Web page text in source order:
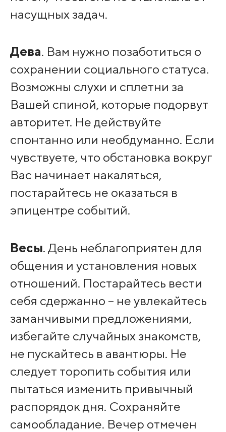
насущных задач.
Дева. Вам нужно позаботиться о
сохранении социального статуса.
Возможны слухи и сплетни за
Вашей спиной, которые подорвут
авторитет. He действуйте
спонтанно или необдуманно. Если
чувствуете, что обстановка вокруг
Вас начинает накаляться,
постарайтесь не оказаться в
эпицентре событий.
Весы. День неблагоприятен для
общения и установления новых
отношений. Постарайтесь вести
себя сдержанно – не увлекайтесь
заманчивыми предложениями,
избегайте случайных знакомств,
не пускайтесь в авантюры. Не
следует торопить события или
пытаться изменить привычный
распорядок дня. Сохраняйте
самообладание. Вечер отмечен